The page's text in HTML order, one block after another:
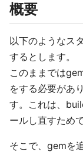
概要
以下のようなス
するとします。
このままでは
をする必要があり
す。これは、
ールし直すためで
そこで、gemを